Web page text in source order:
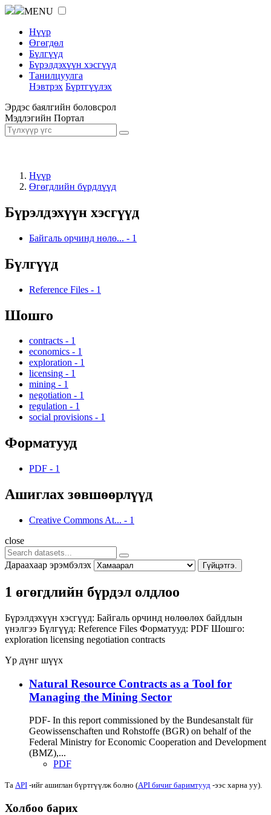
MENU
Нүүр
Өгөгдөл
Бүлгүүд
Бүрэлдэхүүн хэсгүүд
Танилцуулга
Нэвтрэх Бүртгүүлэх
Эрдэс баялгийн боловсрол
Мэдлэгийн Портал
Нүүр
Өгөгдлийн бүрдлүүд
Бүрэлдэхүүн хэсгүүд
Байгаль орчинд нөлө... - 1
Бүлгүүд
Reference Files - 1
Шошго
contracts - 1
economics - 1
exploration - 1
licensing - 1
mining - 1
negotiation - 1
regulation - 1
social provisions - 1
Форматууд
PDF - 1
Ашиглах зөвшөөрлүүд
Creative Commons At... - 1
close
Дараахаар эрэмбэлэх Гүйцэтгэ.
1 өгөгдлийн бүрдэл олдлоо
Бүрэлдэхүүн хэсгүүд: Байгаль орчинд нөлөөлөх байдлын
үнэлгээ Бүлгүүд: Reference Files Форматууд: PDF Шошго:
exploration licensing negotiation contracts
Үр дүнг шүүх
Natural Resource Contracts as a Tool for
Managing the Mining Sector
PDF- In this report commissioned by the Bundesanstalt für
Geowissenschaften und Rohstoffe (BGR) on behalf of the
Federal Ministry for Economic Cooperation and Development
(BMZ),...
PDF
Та API -ийг ашиглан бүртгүүлж болно (API бичиг баримтууд -ээс харна уу).
Холбоо барих